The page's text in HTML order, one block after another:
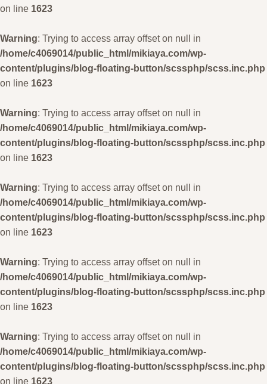
on line 1623
Warning: Trying to access array offset on null in
/home/c4069014/public_html/mikiaya.com/wp-
content/plugins/blog-floating-button/scssphp/scss.inc.php
on line 1623
Warning: Trying to access array offset on null in
/home/c4069014/public_html/mikiaya.com/wp-
content/plugins/blog-floating-button/scssphp/scss.inc.php
on line 1623
Warning: Trying to access array offset on null in
/home/c4069014/public_html/mikiaya.com/wp-
content/plugins/blog-floating-button/scssphp/scss.inc.php
on line 1623
Warning: Trying to access array offset on null in
/home/c4069014/public_html/mikiaya.com/wp-
content/plugins/blog-floating-button/scssphp/scss.inc.php
on line 1623
Warning: Trying to access array offset on null in
/home/c4069014/public_html/mikiaya.com/wp-
content/plugins/blog-floating-button/scssphp/scss.inc.php
on line 1623